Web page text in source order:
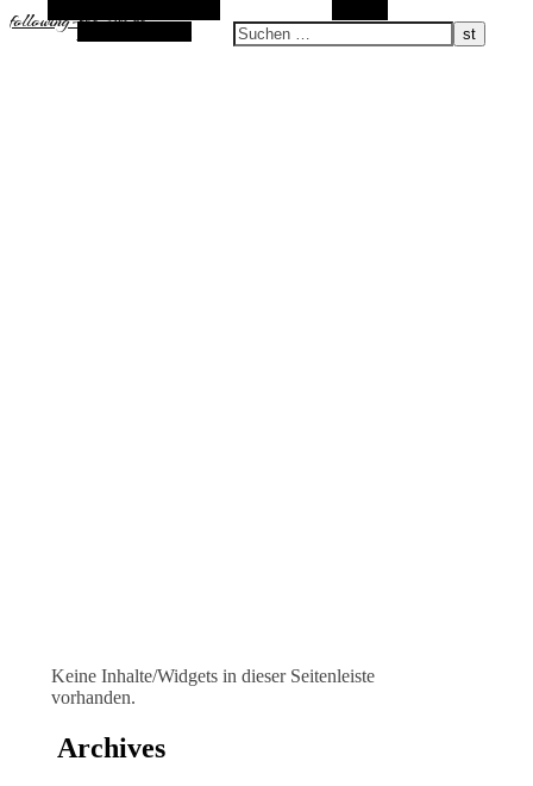
following-the-sun.de
Zufallsauswahl
Keine Inhalte/Widgets in dieser Seitenleiste
vorhanden.
Archives